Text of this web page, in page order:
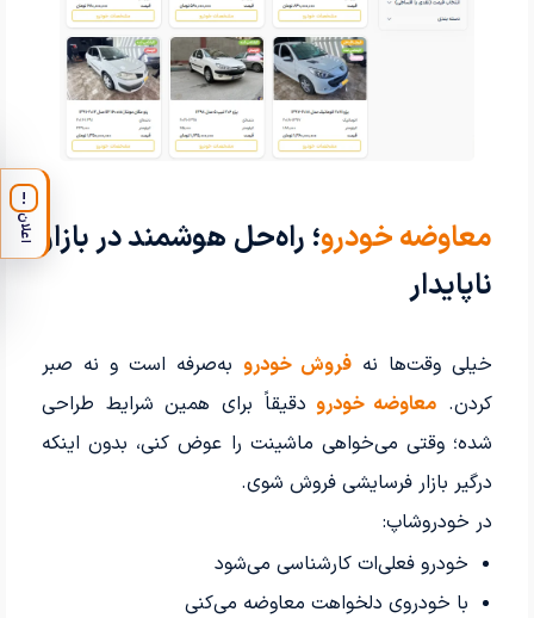
معاوضه خودرو؛ راه‌حل هوشمند در بازار
ناپایدار
خیلی وقت‌ها نه فروش خودروبه‌صرفه است و نه صبر
کردن. معاوضه خودرو دقیقاً برای همین شرایط طراحی
شده؛ وقتی می‌خواهی ماشینت را عوض کنی، بدون اینکه
درگیر بازار فرسایشی فروش شوی.
در خودروشاپ:
خودرو فعلی‌ات کارشناسی می‌شود
با خودروی دلخواهت معاوضه می‌کنی
!
اعلان